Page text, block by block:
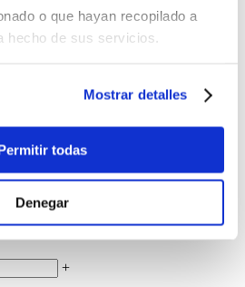
o que hayan recopilado a
hecho de sus servicios.
Mostrar detalles
todas
Denegar
+